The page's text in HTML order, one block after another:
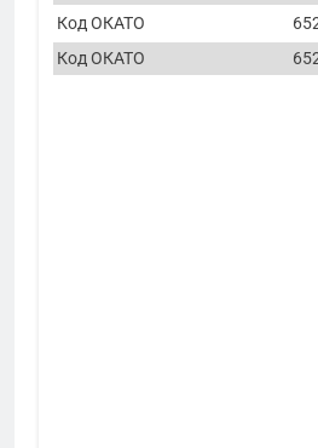
Код ОКАТО
Код ОКАТО